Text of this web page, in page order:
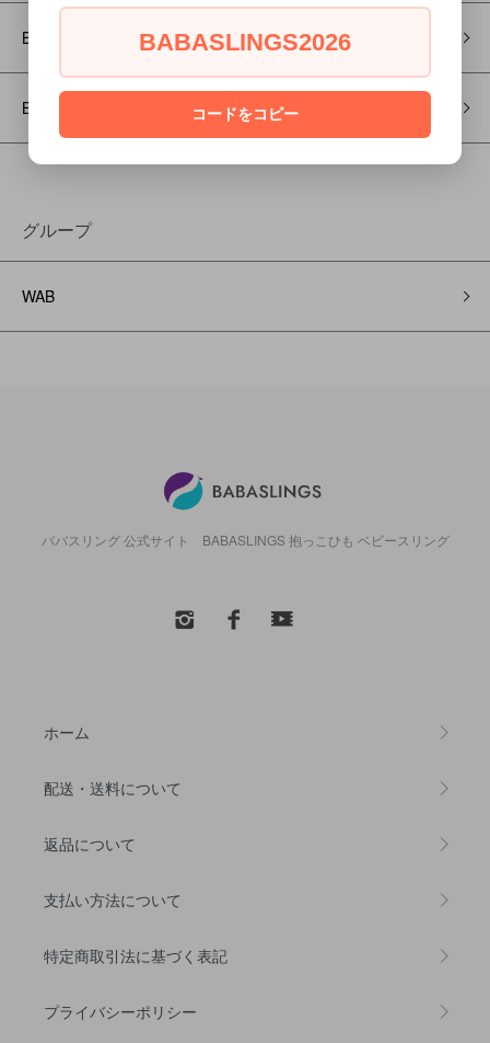
BABY APPAREL
BABY GIFT
グループ
WAB
ババスリング 公式サイト BABASLINGS 抱っこひも ベビースリング
ホーム
配送・送料について
返品について
支払い方法について
特定商取引法に基づく表記
プライバシーポリシー
BABASLINGS2026
コードをコピー